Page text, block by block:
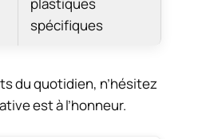
spécifiques
du quotidien, n’hésitez
est à l’honneur.